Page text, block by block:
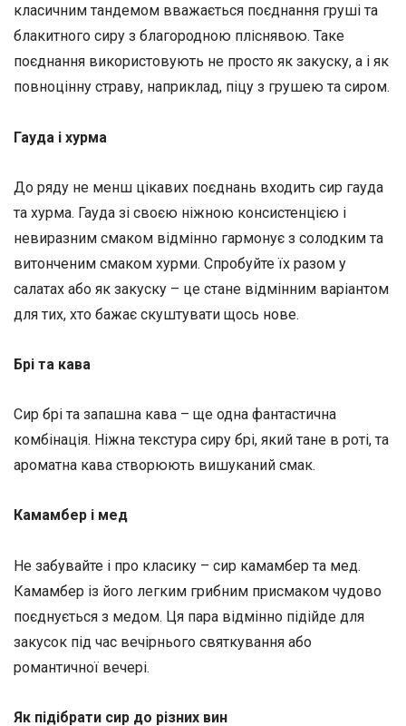
класичним тандемом вважається поєднання груші та
блакитного сиру з благородною пліснявою. Таке
поєднання використовують не просто як закуску, а і як
повноцінну страву, наприклад, піцу з грушею та сиром.
Гауда і хурма
До ряду не менш цікавих поєднань входить сир гауда
та хурма. Гауда зі своєю ніжною консистенцією і
невиразним смаком відмінно гармонує з солодким та
витонченим смаком хурми. Спробуйте їх разом у
салатах або як закуску – це стане відмінним варіантом
для тих, хто бажає скуштувати щось нове.
Брі та кава
Сир брі та запашна кава – ще одна фантастична
комбінація. Ніжна текстура сиру брі, який тане в роті, та
ароматна кава створюють вишуканий смак.
Камамбер і мед
Не забувайте і про класику – сир камамбер та мед.
Камамбер із його легким грибним присмаком чудово
поєднується з медом. Ця пара відмінно підійде для
закусок під час вечірнього святкування або
романтичної вечері.
Як підібрати сир до різних вин